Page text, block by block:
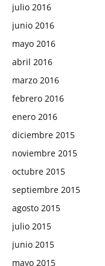
julio 2016
junio 2016
mayo 2016
abril 2016
marzo 2016
febrero 2016
enero 2016
diciembre 2015
noviembre 2015
octubre 2015
septiembre 2015
agosto 2015
julio 2015
junio 2015
mayo 2015